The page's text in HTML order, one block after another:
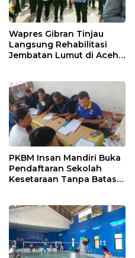
Wapres Gibran Tinjau
Langsung Rehabilitasi
Jembatan Lumut di Aceh
PKBM Insan Mandiri Buka
Pendaftaran Sekolah
Kesetaraan Tanpa Batas